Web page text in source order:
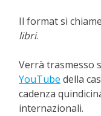
Il format si
libri.
Verrà trasmesso
YouTube della
cadenza
internazionali.